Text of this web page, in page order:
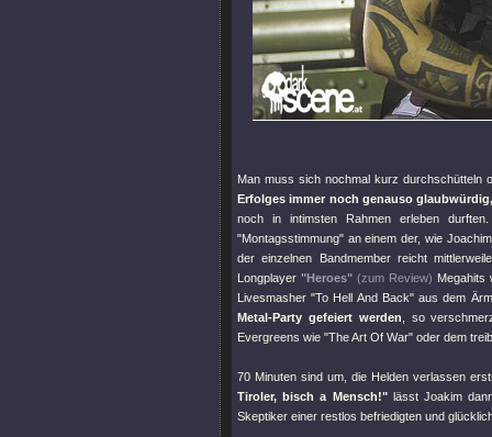
Man muss sich nochmal kurz durchschütteln
Erfolges immer noch genauso
noch in intimsten Rahmen erleben
"Montagsstimmung" an einem der, wie
der einzelnen Bandmember reicht
Longplayer "Heroes" (zum Review) Megahits
Livesmasher"To Hell And Back"aus dem
Metal-Party gefeiert werden , so
Evergreens wie "The Art Of War" oder dem
70 Minuten sind um, die Helden verlassen
Tiroler, bisch a Mensch!"lässt Joakim
Skeptiker einer restlos befriedigten und